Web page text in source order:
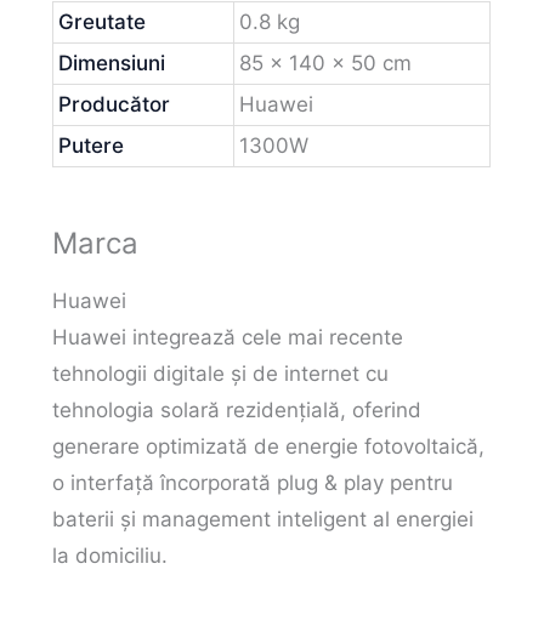
Greutate
0.8 kg
Dimensiuni
85 × 140 × 50 cm
Producător
Huawei
Putere
1300W
Marca
Huawei
Huawei integrează cele mai recente
tehnologii digitale și de internet cu
tehnologia solară rezidențială, oferind
generare optimizată de energie fotovoltaică,
o interfață încorporată plug & play pentru
baterii și management inteligent al energiei
la domiciliu.